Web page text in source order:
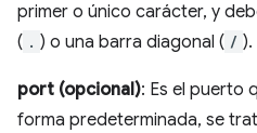
primer o único carácter, y
( . ) o una barra diagonal ( / ).
port (opcional): Es el puerto
forma predeterminada, se